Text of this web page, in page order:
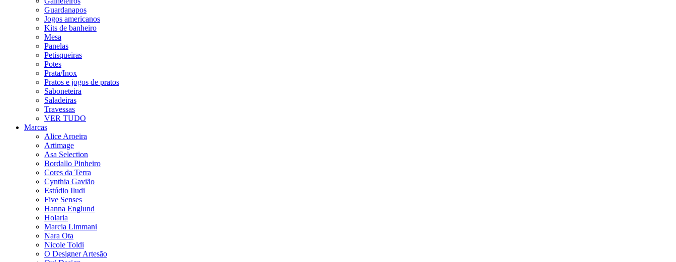
Guardanapos
Jogos americanos
Kits de banheiro
Mesa
Panelas
Petisqueiras
Potes
Prata/Inox
Pratos e jogos de pratos
Saboneteira
Saladeiras
Travessas
VER TUDO
Marcas
Alice Aroeira
Artimage
Asa Selection
Bordallo Pinheiro
Cores da Terra
Cynthia Gavião
Estúdio Iludi
Five Senses
Hanna Englund
Holaria
Marcia Limmani
Nara Ota
Nicole Toldi
O Designer Artesão